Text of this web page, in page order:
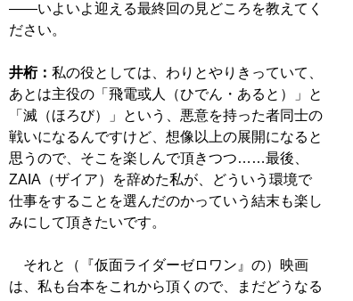
――いよいよ迎える最終回の見どころを教えてく
ださい。
井桁： 私の役としては、わりとやりきっていて、
あとは主役の「飛電或人（ひでん・あると）」と
「滅（ほろび）」という、悪意を持った者同士の
戦いになるんですけど、想像以上の展開になると
思うので、そこを楽しんで頂きつつ……最後、
ZAIA（ザイア）を辞めた私が、どういう環境で
仕事をすることを選んだのかっていう結末も楽し
みにして頂きたいです。
それと（『仮面ライダーゼロワン』の）映画
は、私も台本をこれから頂くので、まだどうなる